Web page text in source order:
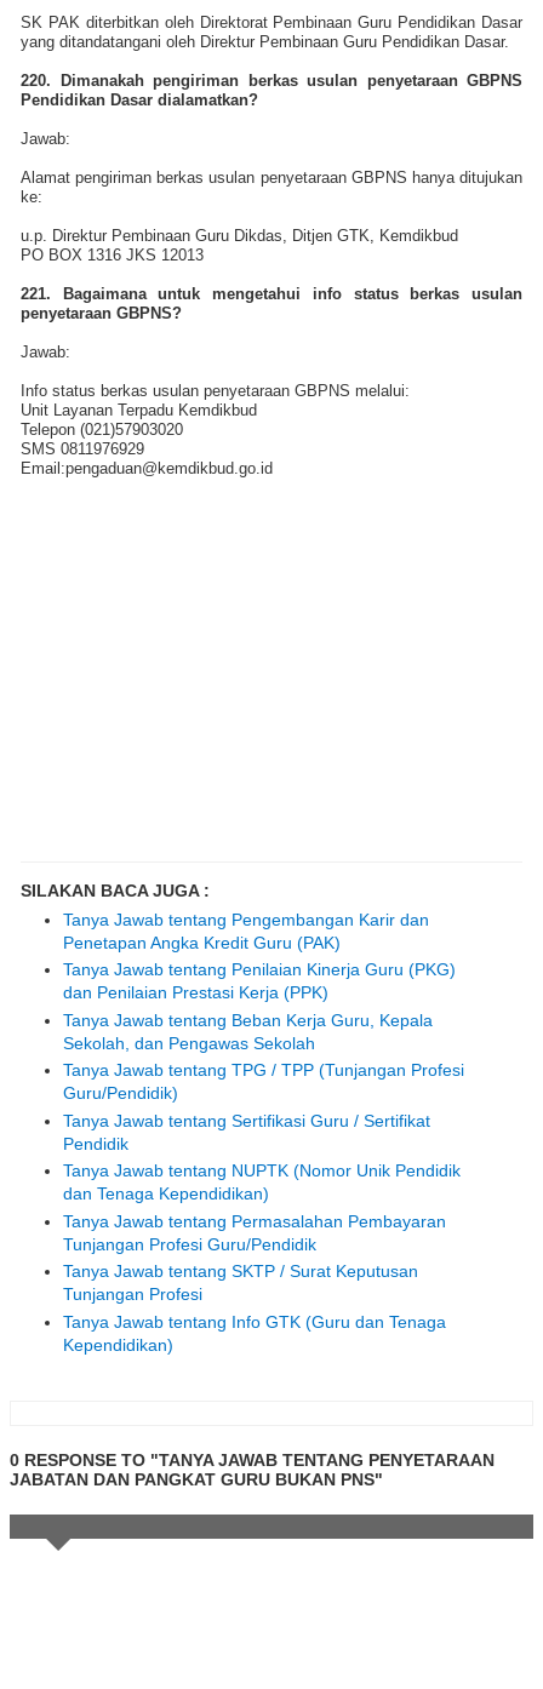
SK PAK diterbitkan oleh Direktorat Pembinaan Guru Pendidikan Dasar
yang ditandatangani oleh Direktur Pembinaan Guru Pendidikan Dasar.
220. Dimanakah pengiriman berkas usulan penyetaraan GBPNS
Pendidikan Dasar dialamatkan?
Jawab:
Alamat pengiriman berkas usulan penyetaraan GBPNS hanya ditujukan
ke:
u.p. Direktur Pembinaan Guru Dikdas, Ditjen GTK, Kemdikbud
PO BOX 1316 JKS 12013
221. Bagaimana untuk mengetahui info status berkas usulan
penyetaraan GBPNS?
Jawab:
Info status berkas usulan penyetaraan GBPNS melalui:
Unit Layanan Terpadu Kemdikbud
Telepon (021)57903020
SMS 0811976929
Email:pengaduan@kemdikbud.go.id
SILAKAN BACA JUGA :
Tanya Jawab tentang Pengembangan Karir dan
Penetapan Angka Kredit Guru (PAK)
Tanya Jawab tentang Penilaian Kinerja Guru (PKG)
dan Penilaian Prestasi Kerja (PPK)
Tanya Jawab tentang Beban Kerja Guru, Kepala
Sekolah, dan Pengawas Sekolah
Tanya Jawab tentang TPG / TPP (Tunjangan Profesi
Guru/Pendidik)
Tanya Jawab tentang Sertifikasi Guru / Sertifikat
Pendidik
Tanya Jawab tentang NUPTK (Nomor Unik Pendidik
dan Tenaga Kependidikan)
Tanya Jawab tentang Permasalahan Pembayaran
Tunjangan Profesi Guru/Pendidik
Tanya Jawab tentang SKTP / Surat Keputusan
Tunjangan Profesi
Tanya Jawab tentang Info GTK (Guru dan Tenaga
Kependidikan)
0 RESPONSE TO "TANYA JAWAB TENTANG PENYETARAAN
JABATAN DAN PANGKAT GURU BUKAN PNS"